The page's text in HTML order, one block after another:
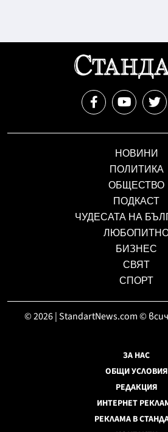
НОВИНИ
ПОЛИТИКА
ОБЩЕСТВО
ПОДКАСТ
ЧУДЕСАТА НА
БИЗНЕС
СВЯТ
СПОРТ
© 2026 | StandartNews.com ©
ЗА НАС
ОБЩИ УСЛОВИЯ
РЕДАКЦИЯ
ИНТЕРНЕТ
РЕКЛАМА В